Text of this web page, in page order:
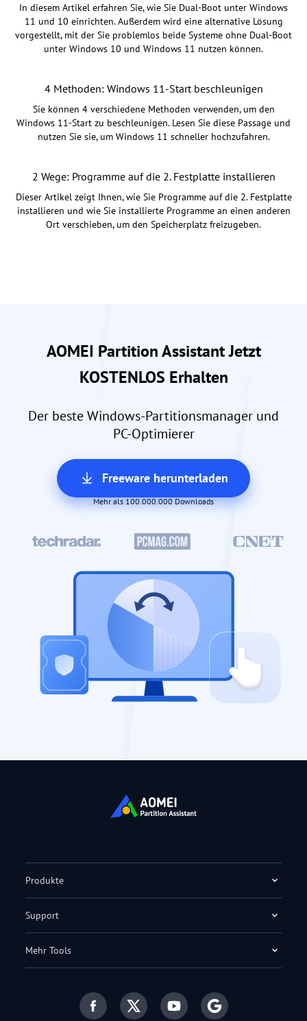
In diesem Artikel erfahren Sie, wie Sie Dual-Boot unter Windows
11 und 10 einrichten. Außerdem wird eine alternative Lösung
vorgestellt, mit der Sie problemlos beide Systeme ohne Dual-Boot
unter Windows 10 und Windows 11 nutzen können.
4 Methoden: Windows 11-Start beschleunigen
Sie können 4 verschiedene Methoden verwenden, um den
Windows 11-Start zu beschleunigen. Lesen Sie diese Passage und
nutzen Sie sie, um Windows 11 schneller hochzufahren.
2 Wege: Programme auf die 2. Festplatte installieren
Dieser Artikel zeigt Ihnen, wie Sie Programme auf die 2. Festplatte
installieren und wie Sie installierte Programme an einen anderen
Ort verschieben, um den Speicherplatz freizugeben.
AOMEI Partition Assistant Jetzt
KOSTENLOS Erhalten
Der beste Windows-Partitionsmanager und
PC-Optimierer
Freeware herunterladen
Mehr als 100.000.000 Downloads
Produkte
Support
Mehr Tools